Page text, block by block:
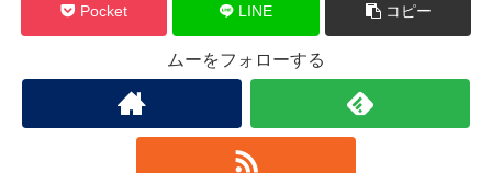
Pocket LINE コピー
ムーをフォローする